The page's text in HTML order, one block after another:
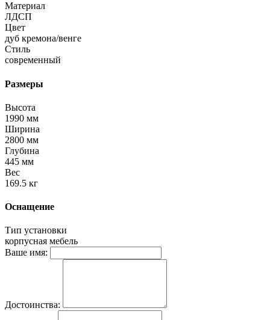
Материал
ЛДСП
Цвет
дуб кремона/венге
Стиль
современный
Размеры
Высота
1990 мм
Ширина
2800 мм
Глубина
445 мм
Вес
169.5 кг
Оснащение
Тип установки
корпусная мебель
Ваше имя:
Достоинства: